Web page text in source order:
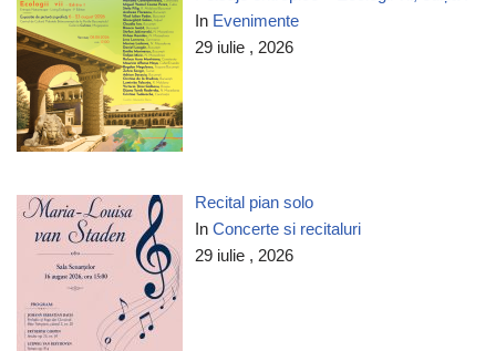
In Evenimente
29 iulie , 2026
Recital pian solo
InConcerte si recitaluri
29 iulie , 2026